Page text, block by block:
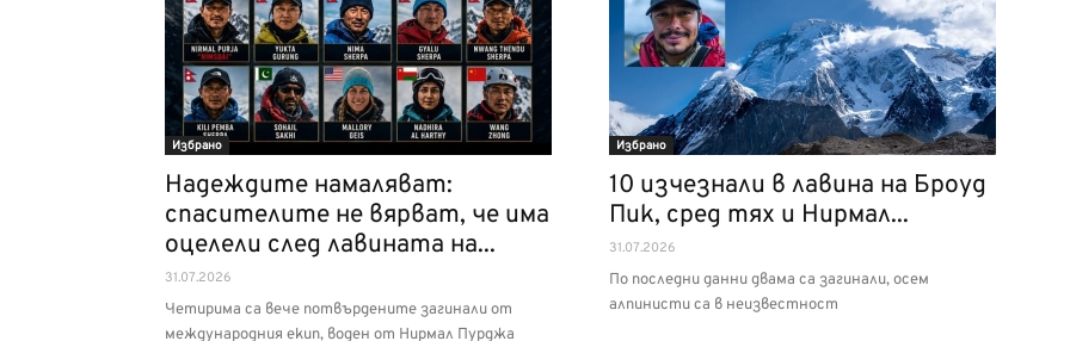
Избрано
Надеждите намаляват:
спасителите не вярват, че има
оцелели след лавината на...
31.07.2026
Четирима са вече потвърдените загинали от
международния екип, воден от Нирмал Пурджа
Избрано
10 изчезнали в лавина на Броуд
Пик, сред тях и Нирмал...
31.07.2026
По последни данни двама са загинали, осем
алпинисти са в неизвестност